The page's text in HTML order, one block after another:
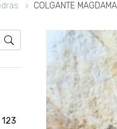
COLGANTE MAGDAMA
123